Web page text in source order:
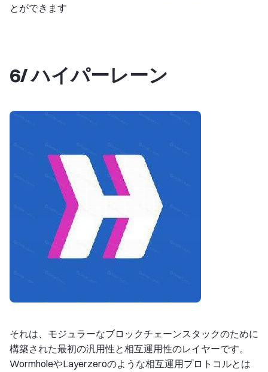
とができます
6/ ハイパーレーン
それは、モジュラーなブロックチェーンスタックのために
構築された最初の汎用性と相互運用性のレイヤーです。
WormholeやLayerzeroのような相互運用プロトコルとは